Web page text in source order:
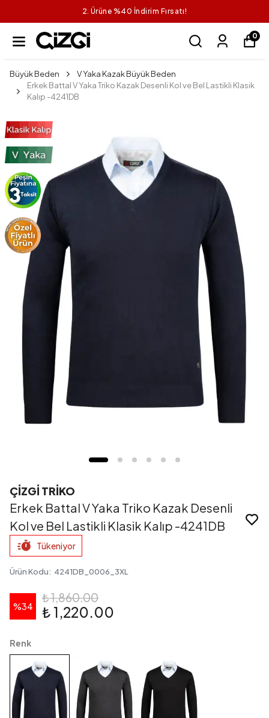
2. Ürüne %40 İndirim Fırsatı!
0
Büyük Beden
V Yaka Kazak Büyük Beden
Erkek Battal V Yaka Triko Kazak Desenli Kol ve Bel Lastikli Klasik
Kalıp -4241DB
ÇİZGİ TRİKO
Erkek Battal V Yaka Triko Kazak Desenli
Kol ve Bel Lastikli Klasik Kalıp -4241DB
Tükeniyor
Ürün Kodu: 4241DB_0006_3XL
%34
₺ 1,860.00
₺ 1,220.00
Renk